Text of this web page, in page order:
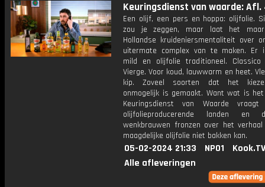
Keuringsdienst van waarde: Afl.
Een olijf, een pers en hoppa: olijfolie.
zou je zeggen, maar laat het
Hollandse kruideniersmentaliteit over
uitermate complex van te maken. Er
mild en olijfolie traditioneel.
Vierge. Voor koud, lauwwarm en heet.
kip. Zoveel soorten dat het
onmogelijk is gemaakt. Want wat is
Keuringsdienst van Waarde
olijfolieproducerende landen en
wenkbrauwen fronzen over het
maagdelijke olijfolie niet bakken kan.
05-02-2024 21:33 NPO1
Kook.TV
Alle afleveringen